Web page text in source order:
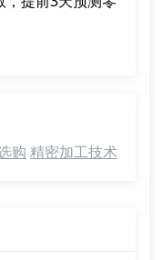
购 精密加工技术